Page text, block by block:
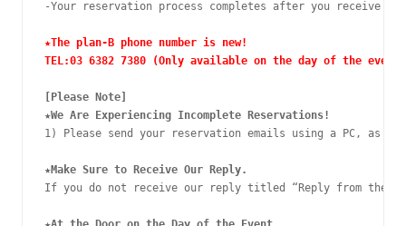
-Your reservation process completes after you receive a
★The plan-B phone number is new!
TEL:03 6382 7380 (Only available on the day of the event)
[Please Note]
★We Are Experiencing Incomplete Reservations!
1) Please send your reservation emails using a PC, as
★Make Sure to Receive Our Reply.
If you do not receive our reply titled “Reply from the